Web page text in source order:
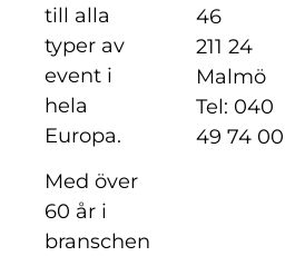
till alla
typer av
event i
hela
Europa.
Med över
60 år i
branschen
46
211 24
Malmö
Tel: 040
49 74 00